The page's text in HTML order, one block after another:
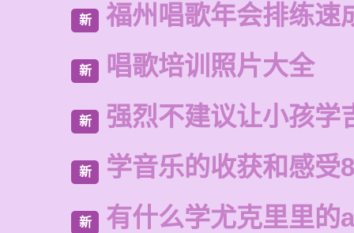
新 福州唱歌年会排练速
新 唱歌培训照片大全
新 强烈不建议让小孩学
新 学音乐的收获和感受
新 有什么学尤克里里的